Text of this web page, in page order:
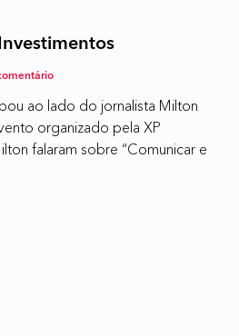
ao lado do jornalista Milton
organizado pela XP
falaram sobre “Comunicar e